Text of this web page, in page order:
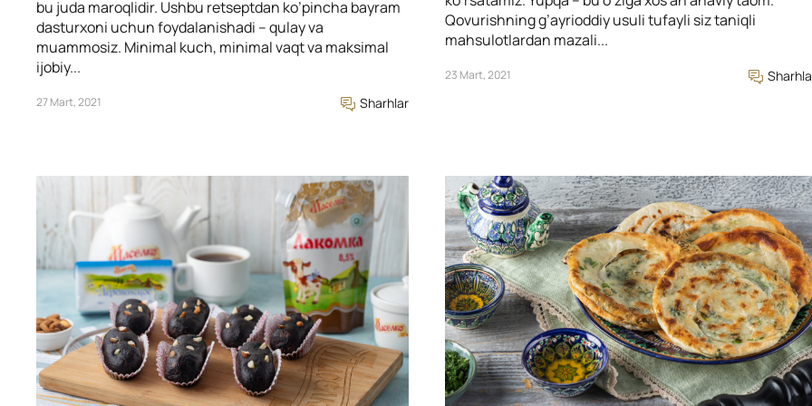
bu juda maroqlidir. Ushbu retseptdan ko’pincha bayram
dasturxoni uchun foydalanishadi – qulay va
muammosiz. Minimal kuch, minimal vaqt va maksimal
ijobiy...
27 Mart, 2021 Sharhlar
Qovurishning g’ayrioddiy usuli tufayli siz taniqli
mahsulotlardan mazali...
23 Mart, 2021